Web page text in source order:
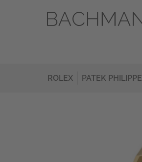
ROLEX PATEK PHILIPPE